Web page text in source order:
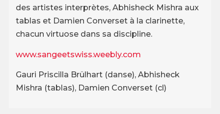
des artistes interprètes, Abhisheck Mishra aux
tablas et Damien Converset à la clarinette,
chacun virtuose dans sa discipline.
www.sangeetswiss.weebly.com
Gauri Priscilla Brülhart (danse), Abhisheck
Mishra (tablas), Damien Converset (cl)